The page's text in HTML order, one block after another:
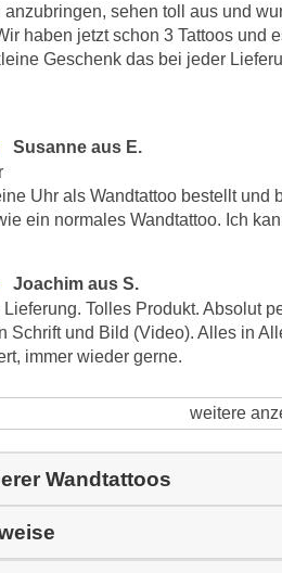
anzubringen, sehen toll aus und
haben jetzt schon 3 Tattoos und
Geschenk das bei jeder
Susanne aus E.
Uhr als Wandtattoo bestellt und
ein normales Wandtattoo. Ich
Joachim aus S.
Tolles Produkt. Absolut
Schrift und Bild (Video). Alles in
immer wieder gerne.
weitere
Wandtattoos